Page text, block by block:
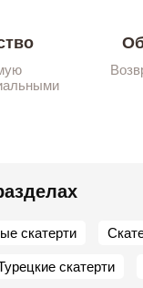
скатерти
скатерти